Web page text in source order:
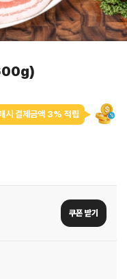
시 결제금액 3% 적립
쿠폰 받기